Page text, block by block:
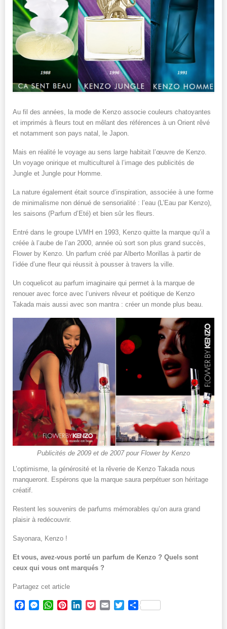
Au fil des années, la mode de Kenzo associe couleurs chatoyantes
et imprimés à fleurs tout en mêlant des références à un Orient rêvé
et notamment son pays natal, le Japon.
Mais en réalité le voyage au sens large habitait l’œuvre de Kenzo.
Un voyage onirique et multiculturel à l’image des publicités de
Jungle et Jungle pour Homme.
La nature également était source d’inspiration, associée à une forme
de minimalisme non dénué de sensorialité : l’eau (L’Eau par Kenzo),
les saisons (Parfum d’Eté) et bien sûr les fleurs.
Entré dans le groupe LVMH en 1993, Kenzo quitte la marque qu’il a
créée à l’aube de l’an 2000, année où sort son plus grand succès,
Flower by Kenzo. Un parfum créé par Alberto Morillas à partir de
l’idée d’une fleur qui réussit à pousser à travers la ville.
Un coquelicot au parfum imaginaire qui permet à la marque de
renouer avec force avec l’univers rêveur et poétique de Kenzo
Takada mais aussi avec son mantra : créer un monde plus beau.
Publicités de 2009 et de 2007 pour Flower by Kenzo
L’optimisme, la générosité et la rêverie de Kenzo Takada nous
manqueront. Espérons que la marque saura perpétuer son héritage
créatif.
Restent les souvenirs de parfums mémorables qu’on aura grand
plaisir à redécouvrir.
Sayonara, Kenzo !
Et vous, avez-vous porté un parfum de Kenzo ? Quels sont
ceux qui vous ont marqués ?
Partagez cet article
Facebook
Messenger
WhatsApp
PinterestLinkedInPocketEmailTwitterPartager